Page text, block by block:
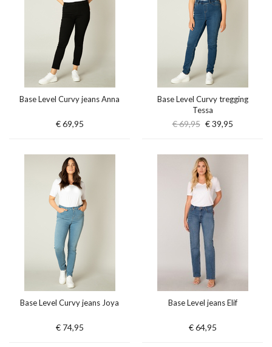
Base Level Curvy jeans Anna
€ 69,95
Base Level Curvy tregging
Tessa
€ 69,95 € 39,95
Base Level Curvy jeans Joya
€ 74,95
Base Level jeans Elif
€ 64,95